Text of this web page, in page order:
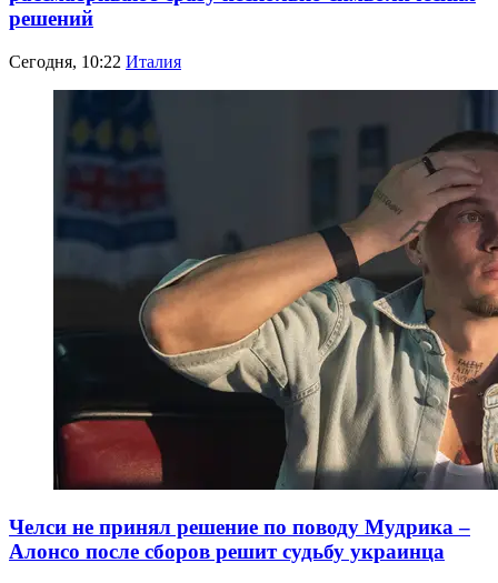
решений
Сегодня, 10:22 Италия
Челси не принял решение по поводу Мудрика –
Алонсо после сборов решит судьбу украинца